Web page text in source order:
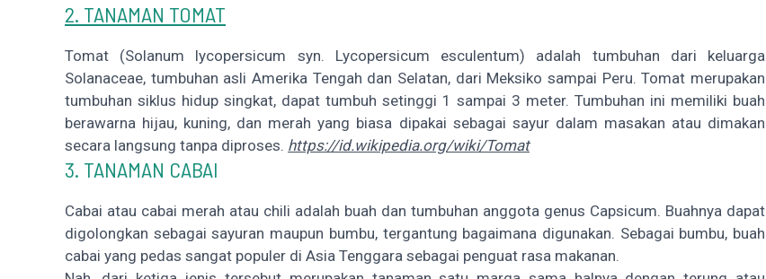
2. TANAMAN TOMAT
Tomat (Solanum lycopersicum syn. Lycopersicum esculentum) adalah tumbuhan dari keluarga
Solanaceae, tumbuhan asli Amerika Tengah dan Selatan, dari Meksiko sampai Peru. Tomat merupakan
tumbuhan siklus hidup singkat, dapat tumbuh setinggi 1 sampai 3 meter. Tumbuhan ini memiliki buah
berawarna hijau, kuning, dan merah yang biasa dipakai sebagai sayur dalam masakan atau dimakan
secara langsung tanpa diproses. https://id.wikipedia.org/wiki/Tomat
3. TANAMAN CABAI
Cabai atau cabai merah atau chili adalah buah dan tumbuhan anggota genus Capsicum. Buahnya dapat
digolongkan sebagai sayuran maupun bumbu, tergantung bagaimana digunakan. Sebagai bumbu, buah
cabai yang pedas sangat populer di Asia Tenggara sebagai penguat rasa makanan.